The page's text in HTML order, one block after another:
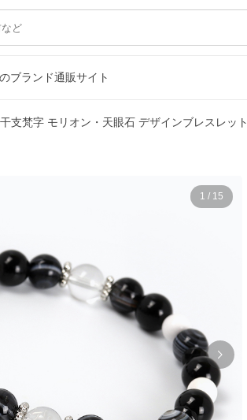
ブランド通販サイト
支梵字 モリオン・天眼石 デザインブレスレット
1 / 15